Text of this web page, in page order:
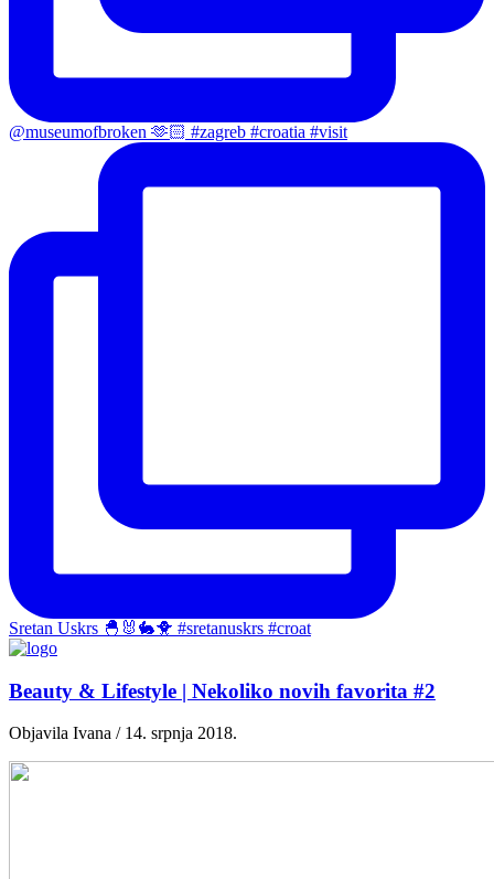
@museumofbroken 🫶🏻 #zagreb #croatia #visit
Sretan Uskrs 🐣🐰🐇🐥 #sretanuskrs #croat
Beauty & Lifestyle | Nekoliko novih favorita #2
Objavila Ivana / 14. srpnja 2018.